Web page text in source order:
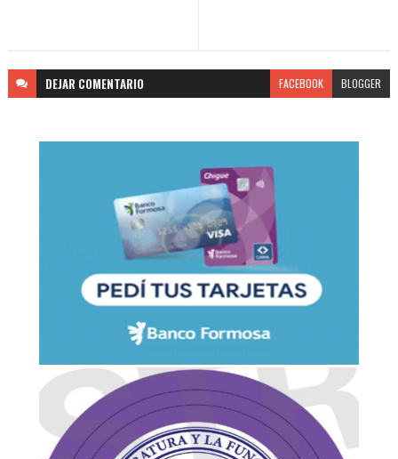
DEJAR COMENTARIO FACEBOOK BLOGGER